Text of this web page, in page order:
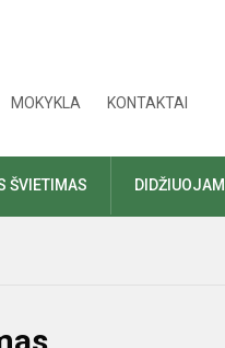
MOKYKLA KONTAKTAI
ŠVIETIMAS